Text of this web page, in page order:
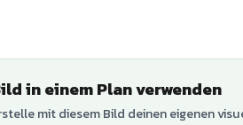
in einem Plan verwenden
mit diesem Bild deinen eigenen